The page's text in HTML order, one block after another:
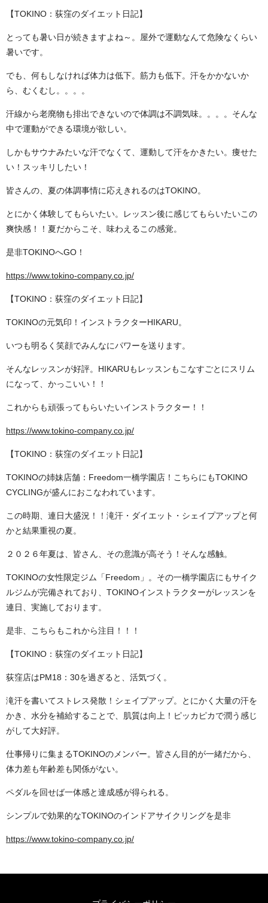
【TOKINO：荻窪のダイエット日記】
とっても暑い日が続きますよね～。屋外で運動なんて危険なくらい
暑いです。
でも、何もしなければ体力は低下。筋力も低下。汗をかかないか
ら、むくむし。。。。
汗線から老廃物も排出できないので体調は不調気味。。。。そんな
中で運動ができる環境が欲しい。
しかもサウナみたいな汗でなくて、運動して汗をかきたい。痩せた
い！スッキリしたい！
皆さんの、夏の体調事情に応えきれるのはTOKINO。
とにかく体験してもらいたい。レッスン後に感じてもらいたいこの
爽快感！！夏だからこそ、味わえるこの感覚。
是非TOKINOへGO！
https://www.tokino-company.co.jp/
【TOKINO：荻窪のダイエット日記】
TOKINOの元気印！インストラクターHIKARU。
いつも明るく笑顔でみんなにパワーを送ります。
そんなレッスンが好評。HIKARUもレッスンもこなすごとにスリム
になって、かっこいい！！
これからも頑張ってもらいたいインストラクター！！
https://www.tokino-company.co.jp/
【TOKINO：荻窪のダイエット日記】
TOKINOの姉妹店舗：Freedom一橋学園店！こちらにもTOKINO
CYCLINGが盛んにおこなわれています。
この時期、連日大盛況！！滝汗・ダイエット・シェイプアップと何
かと結果重視の夏。
２０２６年夏は、皆さん、その意識が高そう！そんな感触。
TOKINOの女性限定ジム「Freedom」。その一橋学園店にもサイク
ルジムが完備されており、TOKINOインストラクターがレッスンを
連日、実施しております。
是非、こちらもこれから注目！！！
【TOKINO：荻窪のダイエット日記】
荻窪店はPM18：30を過ぎると、活気づく。
滝汗を書いてストレス発散！シェイプアップ。とにかく大量の汗を
かき、水分を補給することで、肌質は向上！ピッカピカで潤う感じ
がして大好評。
仕事帰りに集まるTOKINOのメンバー。皆さん目的が一緒だから、
体力差も年齢差も関係がない。
ペダルを回せば一体感と達成感が得られる。
シンプルで効果的なTOKINOのインドアサイクリングを是非
https://www.tokino-company.co.jp/